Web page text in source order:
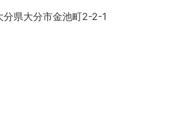
分県大分市金池町2-2-1